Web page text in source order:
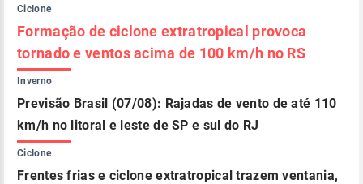
Ciclone
Formação de ciclone extratropical provoca
tornado e ventos acima de 100 km/h no RS
Inverno
Previsão Brasil (07/08): Rajadas de vento de até 110
km/h no litoral e leste de SP e sul do RJ
Ciclone
Frentes frias e ciclone extratropical trazem ventania,